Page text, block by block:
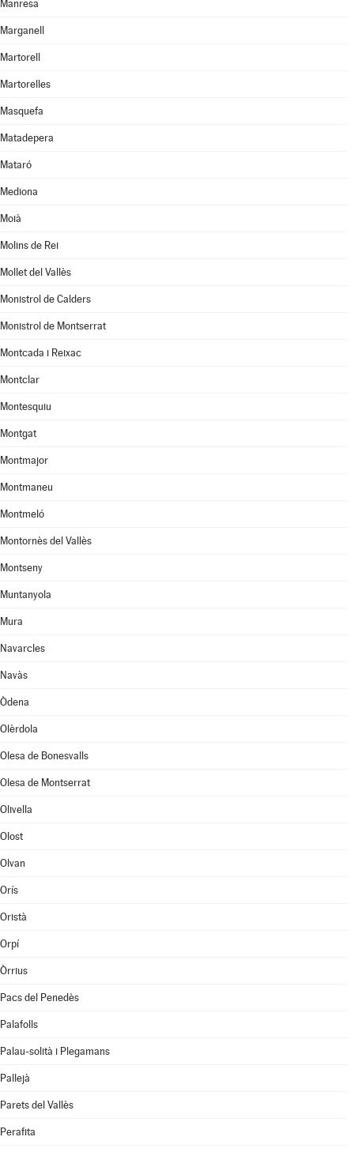
Manresa
Marganell
Martorell
Martorelles
Masquefa
Matadepera
Mataró
Mediona
Moià
Molins de Rei
Mollet del Vallès
Monistrol de Calders
Monistrol de Montserrat
Montcada i Reixac
Montclar
Montesquiu
Montgat
Montmajor
Montmaneu
Montmeló
Montornès del Vallès
Montseny
Muntanyola
Mura
Navarcles
Navàs
Òdena
Olèrdola
Olesa de Bonesvalls
Olesa de Montserrat
Olivella
Olost
Olvan
Orís
Oristà
Orpí
Òrrius
Pacs del Penedès
Palafolls
Palau-solità i Plegamans
Pallejà
Parets del Vallès
Perafita